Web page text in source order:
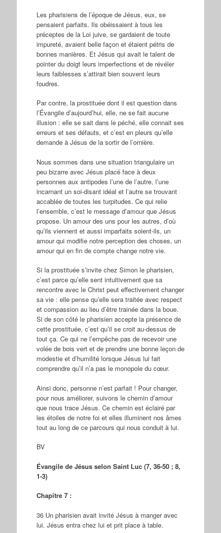
Les pharisiens de l’époque de Jésus, eux, se
pensaient parfaits. Ils obéissaient à tous les
préceptes de la Loi juive, se gardaient de toute
impureté, avaient belle façon et étaient pétris de
bonnes manières. Et Jésus qui avait le talent de
pointer du doigt leurs imperfections et de révéler
leurs faiblesses s’attirait bien souvent leurs
foudres.
Par contre, la prostituée dont il est question dans
l’Évangile d’aujourd’hui, elle, ne se fait aucune
illusion : elle se sait dans le péché, elle connait ses
erreurs et ses défauts, et c’est en pleurs qu’elle
demande à Jésus de la sortir de l’ornière.
Nous sommes dans une situation triangulaire un
peu bizarre avec Jésus placé face à deux
personnes aux antipodes l’une de l’autre, l’une
incarnant un soi-disant idéal et l’autre se trouvant
accablée de toutes les turpitudes. Ce qui relie
l’ensemble, c’est le message d’amour que Jésus
propose. Un amour des uns pour les autres, d’où
qu’ils viennent et aussi imparfaits soient-ils, un
amour qui modifie notre perception des choses, un
amour qui en fin de compte change notre vie.
Si la prostituée s’invite chez Simon le pharisien,
c’est parce qu’elle sent intuitivement que sa
rencontre avec le Christ peut effectivement changer
sa vie : elle pense qu’elle sera traitée avec respect
et compassion au lieu d’être trainée dans la boue.
Si de son côté le pharisien accepte la présence de
cette prostituée, c’est qu’il se croit au-dessus de
tout ça. Ce qui ne l’empêche pas de recevoir une
volée de bois vert et de prendre une bonne leçon de
modestie et d’humilité lorsque Jésus lui fait
comprendre qu’il n’a pas le monopole du cœur.
Ainsi donc, personne n’est parfait ! Pour changer,
pour nous améliorer, suivons le chemin d’amour
que nous trace Jésus. Ce chemin est éclairé par
les étoiles de notre foi et elles illuminent nos âmes
tout au long de ce parcours qui nous conduit à lui.
BV
Évangile de Jésus selon Saint Luc (7, 36-50 ; 8,
1-3)
Chapitre 7 :
36 Un pharisien avait invité Jésus à manger avec
lui. Jésus entra chez lui et prit place à table.